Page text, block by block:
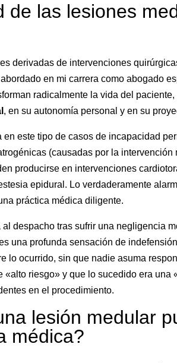
de las lesiones
derivadas de intervenciones
en mi carrera como abogado
radicalmente la vida del
, en su autonomía personal y en su
en este tipo de casos de incapacidad
(causadas por la
producirse en intervenciones
epidural. Lo verdaderamente
práctica médica diligente.
despacho tras sufrir una negligencia
una profunda sensación de
lo ocurrido, sin que nadie asuma
«alto riesgo» y que lo sucedido era
en el procedimiento.
lesión medular
médica?